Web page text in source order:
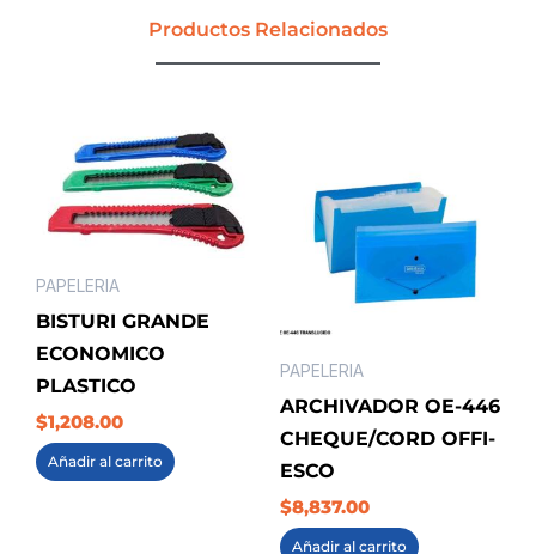
Productos Relacionados
PAPELERIA
BISTURI GRANDE
ECONOMICO
PLASTICO
$1,208.00
Añadir al carrito
PAPELERIA
ARCHIVADOR OE-446
CHEQUE/CORD OFFI-
ESCO
$8,837.00
Añadir al carrito